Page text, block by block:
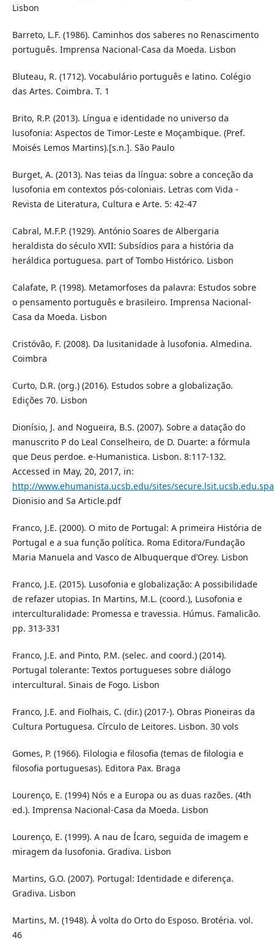
Lisbon
Barreto, L.F. (1986). Caminhos dos saberes no Renascimento
português. Imprensa Nacional-Casa da Moeda. Lisbon
Bluteau, R. (1712). Vocabulário português e latino. Colégio
das Artes. Coimbra. T. 1
Brito, R.P. (2013). Língua e identidade no universo da
lusofonia: Aspectos de Timor-Leste e Moçambique. (Pref.
Moisés Lemos Martins).[s.n.]. São Paulo
Burget, A. (2013). Nas teias da língua: sobre a conceção da
lusofonia em contextos pós-coloniais. Letras com Vida -
Revista de Literatura, Cultura e Arte. 5: 42-47
Cabral, M.F.P. (1929). António Soares de Albergaria
heraldista do século XVII: Subsídios para a história da
heráldica portuguesa. part of Tombo Histórico. Lisbon
Calafate, P. (1998). Metamorfoses da palavra: Estudos sobre
o pensamento português e brasileiro. Imprensa Nacional-
Casa da Moeda. Lisbon
Cristóvão, F. (2008). Da lusitanidade à lusofonia. Almedina.
Coimbra
Curto, D.R. (org.) (2016). Estudos sobre a globalização.
Edições 70. Lisbon
Dionísio, J. and Nogueira, B.S. (2007). Sobre a datação do
manuscrito P do Leal Conselheiro, de D. Duarte: a fórmula
que Deus perdoe. e-Humanistica. Lisbon. 8:117-132.
Accessed in May, 20, 2017, in:
http://www.ehumanista.ucsb.edu/sites/
Dionisio and Sa Article.pdf
Franco, J.E. (2000). O mito de Portugal: A primeira História de
Portugal e a sua função política. Roma Editora/Fundação
Maria Manuela and Vasco de Albuquerque d’Orey. Lisbon
Franco, J.E. (2015). Lusofonia e globalização: A possibilidade
de refazer utopias. In Martins, M.L. (coord.), Lusofonia e
interculturalidade: Promessa e travessia. Húmus. Famalicão.
pp. 313-331
Franco, J.E. and Pinto, P.M. (selec. and coord.) (2014).
Portugal tolerante: Textos portugueses sobre diálogo
intercultural. Sinais de Fogo. Lisbon
Franco, J.E. and Fiolhais, C. (dir.) (2017-). Obras Pioneiras da
Cultura Portuguesa. Círculo de Leitores. Lisbon. 30 vols
Gomes, P. (1966). Filologia e filosofia (temas de filologia e
filosofia portuguesas). Editora Pax. Braga
Lourenço, E. (1994) Nós e a Europa ou as duas razões. (4th
ed.). Imprensa Nacional-Casa da Moeda. Lisbon
Lourenço, E. (1999). A nau de Ícaro, seguida de imagem e
miragem da lusofonia. Gradiva. Lisbon
Martins, G.O. (2007). Portugal: Identidade e diferença.
Gradiva. Lisbon
Martins, M. (1948). À volta do Orto do Esposo. Brotéria. vol.
46